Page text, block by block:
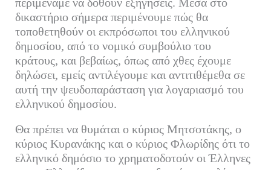
δικαστήριο σήμερα περιμένουμε πώς θα
τοποθετηθούν οι εκπρόσωποι του ελληνικού
δημοσίου, από το νομικό συμβούλιο του
κράτους, και βεβαίως, όπως από χθες έχουμε
δηλώσει, εμείς αντιλέγουμε και αντιτιθέμεθα σε
αυτή την ψευδοπαράσταση για λογαριασμό του
ελληνικού δημοσίου.
Θα πρέπει να θυμάται ο κύριος Μητσοτάκης, ο
κύριος Κυρανάκης και ο κύριος Φλωρίδης ότι το
ελληνικό δημόσιο το χρηματοδοτούν οι Έλληνες